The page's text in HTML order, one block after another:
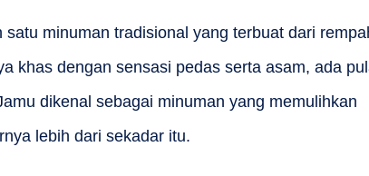
minuman tradisional yang terbuat dari
khas dengan sensasi pedas serta asam, ada
dikenal sebagai minuman yang memulihkan
lebih dari sekadar itu.